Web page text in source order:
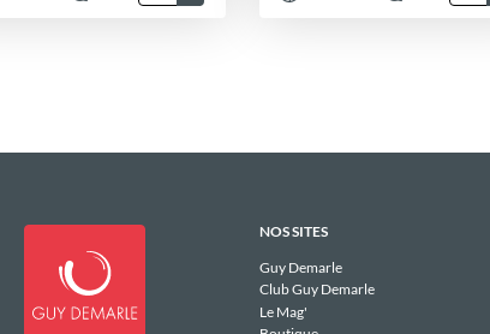
NOS SITES
Guy Demarle
Club Guy Demarle
Le Mag'